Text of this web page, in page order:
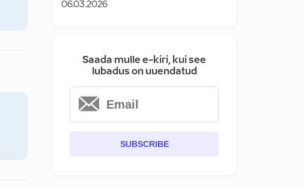
06.03.2026
Saada mulle e-kiri, kui see
lubadus on uuendatud
SUBSCRIBE